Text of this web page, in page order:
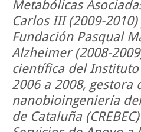
Metabólicas
Carlos III (2009-
Fundación Pasqual
Alzheimer (2008-
científica del Instituto
2006 a 2008,
nanobioingeniería
de Cataluña